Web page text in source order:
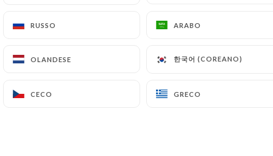
RUSSO ARABO
OLANDESE 한국어 (COREANO)
CECO GRECO
RUSSO ARABO
OLANDESE 한국어 (COREANO)
CECO GRECO